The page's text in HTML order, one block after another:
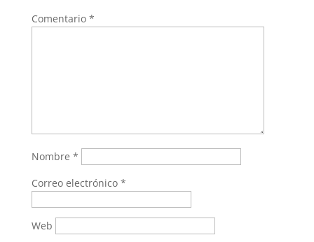
Comentario *
Nombre *
Correo electrónico *
Web